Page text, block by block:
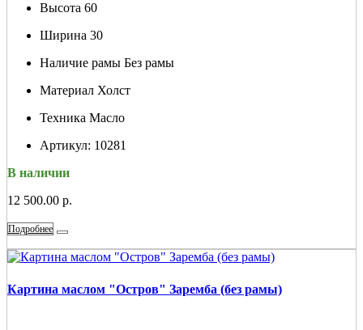
Высота 60
Ширина 30
Наличие рамы Без рамы
Материал Холст
Техника Масло
Артикул: 10281
В наличии
12 500.00 р.
Подробнее
Картина маслом "Остров" Заремба (без рамы)